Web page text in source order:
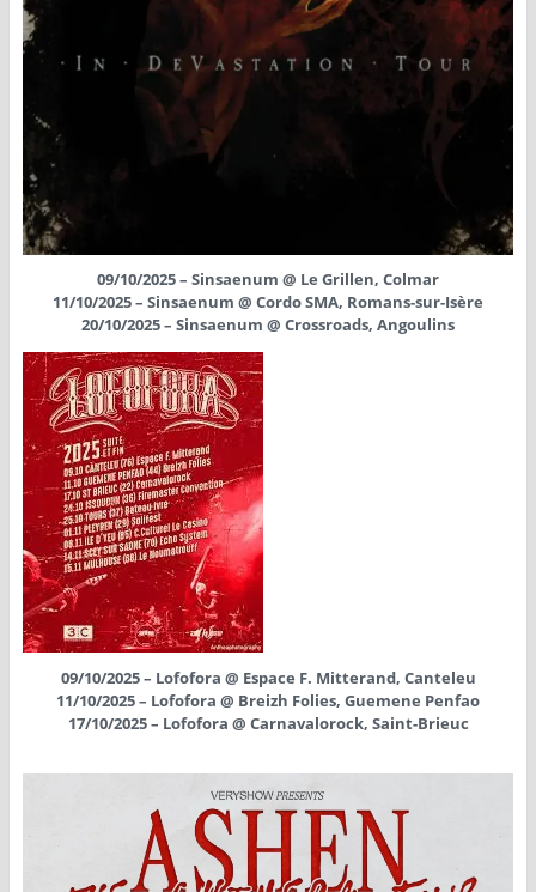
09/10/2025 – Sinsaenum @ Le Grillen, Colmar
11/10/2025 – Sinsaenum @ Cordo SMA, Romans-sur-Isère
20/10/2025 – Sinsaenum @ Crossroads, Angoulins
09/10/2025 – Lofofora @ Espace F. Mitterand, Canteleu
11/10/2025 – Lofofora @ Breizh Folies, Guemene Penfao
17/10/2025 – Lofofora @ Carnavalorock, Saint-Brieuc